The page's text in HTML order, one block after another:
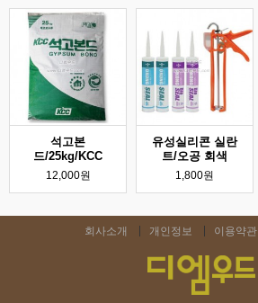
석고본
드/25kg/KCC
12,000원
유성실리콘 실란
트/오공 회색
1,800원
회사소개 개인정보 이용약관